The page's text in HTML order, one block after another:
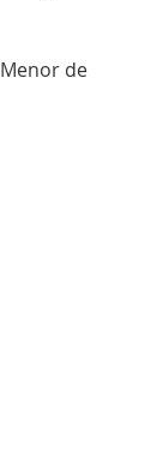
Menor de